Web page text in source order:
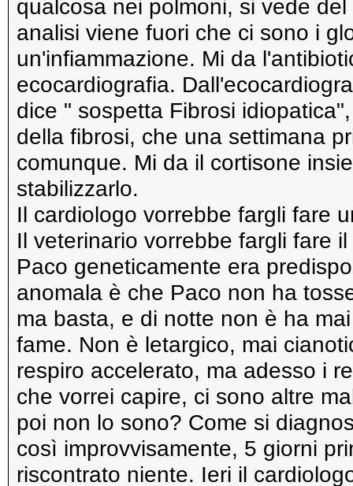
qualcosa nei polmoni, si vede
analisi viene fuori che ci sono i
un'infiammazione. Mi da
ecocardiografia.
dice " sospetta Fibrosi
della fibrosi, che una settimana
comunque. Mi da il cortisone
stabilizzarlo.
Il cardiologo vorrebbe fargli fare
Il veterinario vorrebbe fargli fare
Paco geneticamente era
anomala è che Paco non ha
ma basta, e di notte non è ha
fame. Non è letargico, mai
respiro accelerato, ma adesso i
che vorrei capire, ci sono altre
poi non lo sono? Come si
così improvvisamente, 5 giorni
riscontrato niente. Ieri il